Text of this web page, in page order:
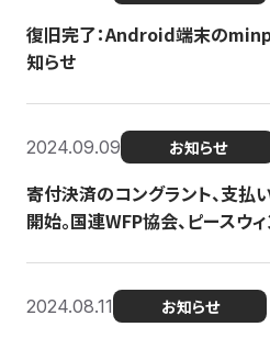
復旧完了：Android端末の
知らせ
2024.09.09 お知らせ
寄付決済のコングラント、支払
開始。国連WFP協会、ピースウ
2024.08.11 お知らせ